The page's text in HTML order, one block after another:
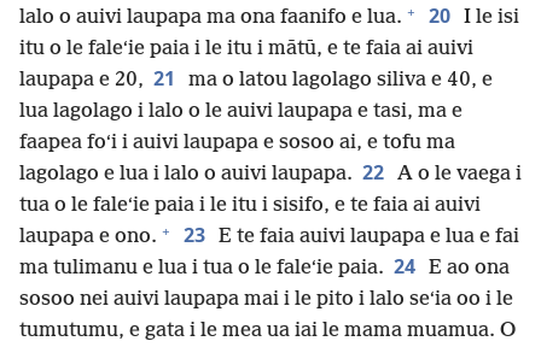
lalo o auivi laupapa ma ona faanifo e lua. + 20 I le isi
itu o le faleʻie paia i le itu i mātū, e te faia ai auivi
laupapa e 20, 21
ma o latou lagolago siliva e 40, e
lua lagolago i lalo o le auivi laupapa e tasi, ma e
faapea foʻi i auivi laupapa e sosoo ai, e tofu ma
lagolago e lua i lalo o auivi laupapa. 22 A o le vaega i
tua o le faleʻie paia i le itu i sisifo, e te faia ai auivi
laupapa e ono. + 23 E te faia auivi laupapa e lua e fai
ma tulimanu e lua i tua o le faleʻie paia. 24 E ao ona
sosoo nei auivi laupapa mai i le pito i lalo seʻia oo i le
tumutumu, e gata i le mea ua iai le mama muamua. O